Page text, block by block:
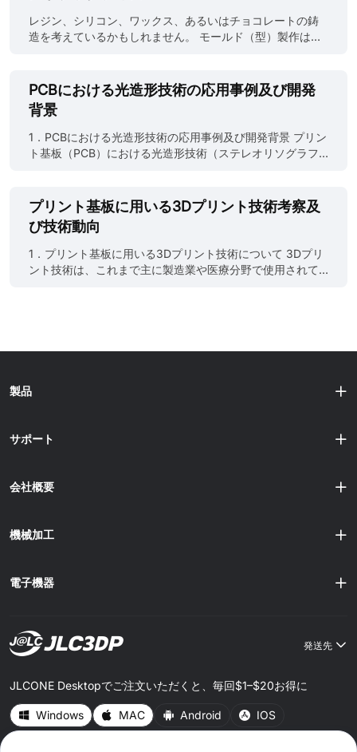
なります。このようなサービスは、特に試作品やカスタマ
イズ製品において有用で、今後ますます需要が高まること
が予想されます。 図1 JLCPCB製品イメージ 1.1 3Dプリント
ーター支援設計）データを基に、3Dプリンタを使用して直
接製品や部品を作り出すサービスです。PCBに特化した3D
プリントサービスでは、CADデータを基に、プリント基板
リント技術には、インクジェットプリンティング、エクス
トルージョン（押し出し）、レーザー焼結（SLS）などの方
レジン、シリコン、ワックス、あるいはチョコレートの鋳
造を考えているかもしれません。 モールド（型）製作は、
も欠けます。そこで注目されているのが 3Dプリンターによ
るモールド製作 です。 適切な材料、プリンター設定、そし
て技術を選べば、3Dプリントされたモールドは短時間で製
作でき、カスタマイズしやすく、想像以上に耐久性も高い
ものになります。 本ガイドでは、再利用可能なモールドか
ら一回限りの鋳造用型まで、3Dプリンティングを正しく活
ィングを使うのか？ 「3Dプリンターでモールドは作れる
の？」と疑問に思う方も多いでしょう。 答えは YES。しか
も試作品だけに限りません。フィラメントやレジン素材の
っています。 3Dプリントモールドが選ばれる理由 a. 高速
な試作：設計→印刷→テスト→改善を短期間で繰り返せる
PCBにおける光造形技術の応用事例及び開発
背景
1．PCBにおける光造形技術の応用事例及び開発背景 プリン
ト基板（PCB）における光造形技術（ステレオリソグラフ
に活用されています。光造形技術は、3Dプリント技術の一
つであり、光硬化性樹脂をレーザー光で選択的に硬化させ
て積層し、三次元の構造体を形成します。これにより、従
来の製造技術では不可能だった精密で複雑な形状の部品や
基板を短期間で製造することが可能になり、電子機器の性
れにより、開発期間を短縮し、コスト削減につながりま
プリント基板に用いる3Dプリント技術考察及
び技術動向
1．プリント基板に用いる3Dプリント技術について 3Dプリ
ント技術は、これまで主に製造業や医療分野で使用されて
に複雑な回路設計や多層基板の製造には多大な時間とコス
の容易さが期待されています。 図1 JLCPCB製品イメージ
トプリンティング」、「エクストルージョン」、「レーザ
板を製造するために利用されます。特に、インクジェット
ています。 1.2 技術要件 PCB製造......
製品
サポート
会社概要
機械加工
電子機器
発送先
JLCONE Desktopでご注文いただくと、毎回$1–$20お得に
Windows MAC Android IOS